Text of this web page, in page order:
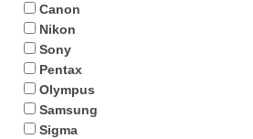
Canon
Nikon
Sony
Pentax
Olympus
Samsung
Sigma